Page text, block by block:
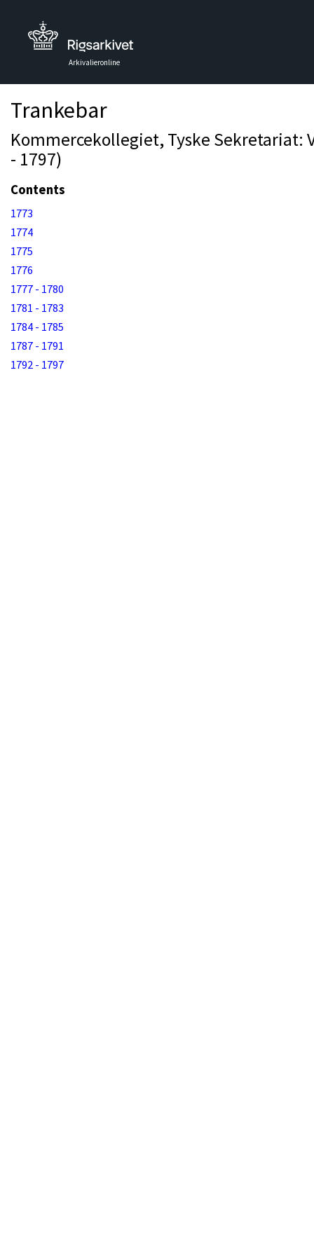
Arkivalieronline
Trankebar
Kommercekollegiet, Tyske Sekretariat:
- 1797)
Contents
1773
1774
1775
1776
1777 - 1780
1781 - 1783
1784 - 1785
1787 - 1791
1792 - 1797